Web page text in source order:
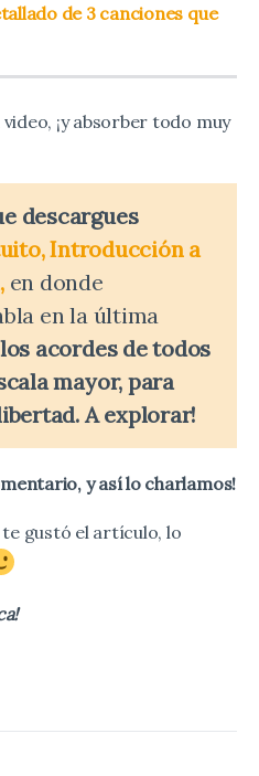
de 3 canciones que
¡y absorber todo muy
descargues
Introducción a
en donde
en la última
acordes de todos
mayor, para
A explorar!
y así lo charlamos!
gustó el artículo, lo